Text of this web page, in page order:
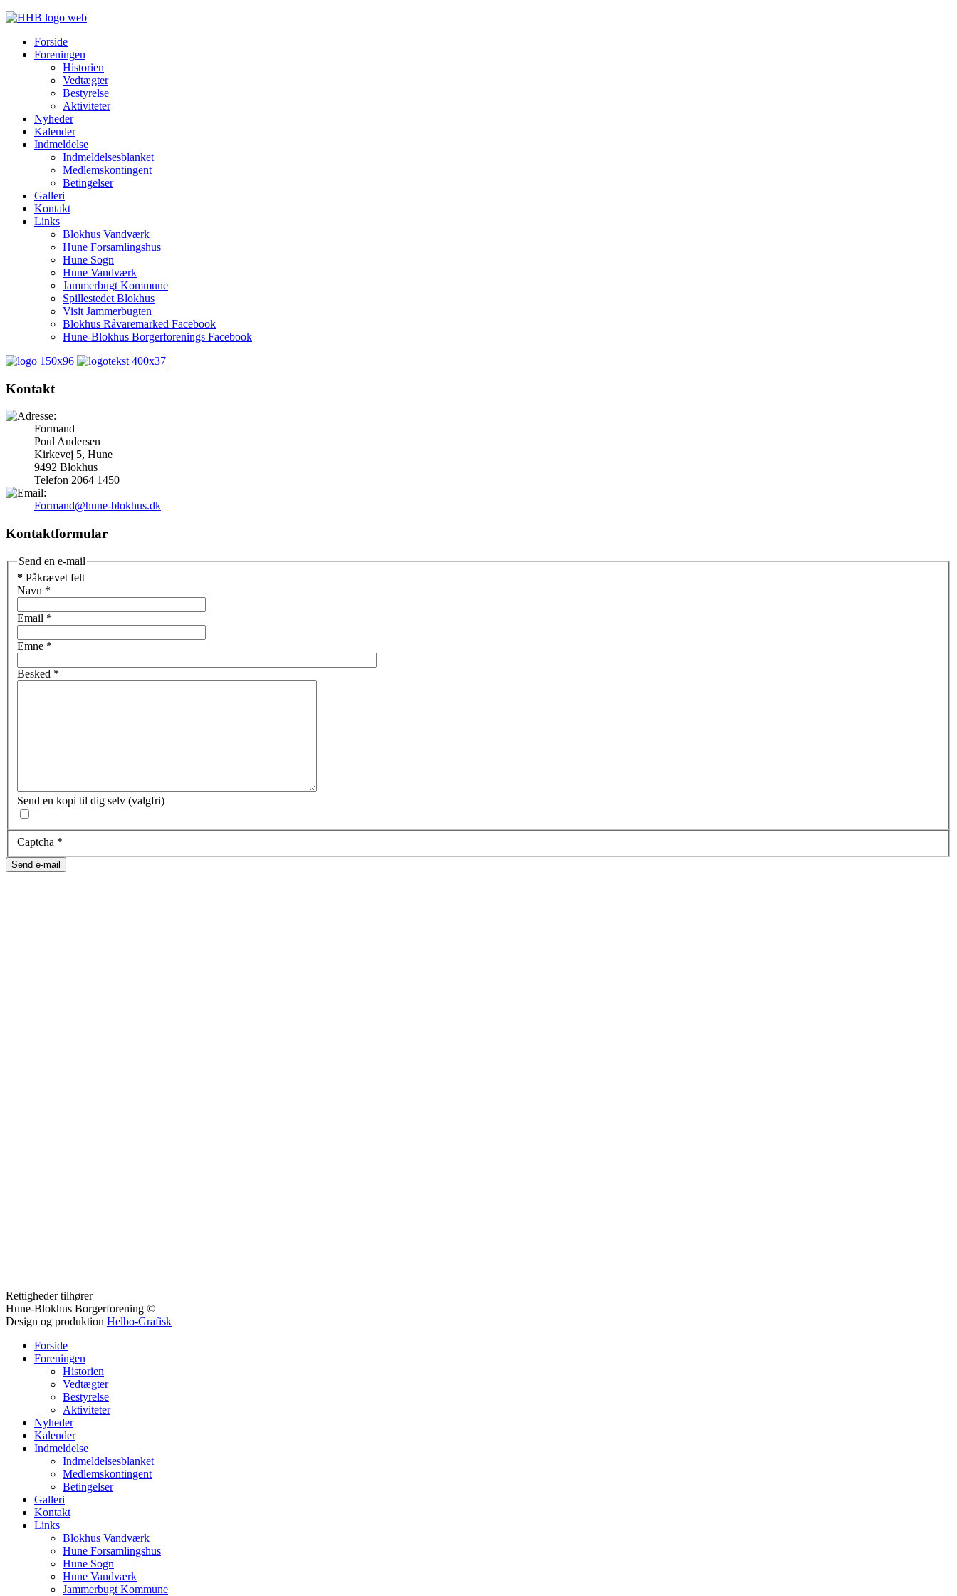
Forside
Foreningen
Historien
Vedtægter
Bestyrelse
Aktiviteter
Nyheder
Kalender
Indmeldelse
Indmeldelsesblanket
Medlemskontingent
Betingelser
Galleri
Kontakt
Links
Blokhus Vandværk
Hune Forsamlingshus
Hune Sogn
Hune Vandværk
Jammerbugt Kommune
Spillestedet Blokhus
Visit Jammerbugten
Blokhus Råvaremarked Facebook
Hune-Blokhus Borgerforenings Facebook
Kontakt
Formand
Poul Andersen
Kirkevej 5, Hune
9492 Blokhus
Telefon 2064 1450
Formand@hune-blokhus.dk
Kontaktformular
Send en e-mail
* Påkrævet felt
Navn *
Email *
Emne *
Besked *
Send en kopi til dig selv (valgfri)
Captcha *
Send e-mail
Rettigheder tilhører
Hune-Blokhus Borgerforening ©
Design og produktion Helbo-Grafisk
Forside
Foreningen
Historien
Vedtægter
Bestyrelse
Aktiviteter
Nyheder
Kalender
Indmeldelse
Indmeldelsesblanket
Medlemskontingent
Betingelser
Galleri
Kontakt
Links
Blokhus Vandværk
Hune Forsamlingshus
Hune Sogn
Hune Vandværk
Jammerbugt Kommune